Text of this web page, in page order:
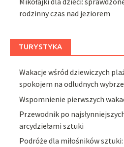
rodzinny czas nad jeziorem
TURYSTYKA
Wakacje wśród dziewiczych
spokojem na odludnych
Wspomnienie pierwszych
Przewodnik po
arcydziełami sztuki
Podróże dla miłośników